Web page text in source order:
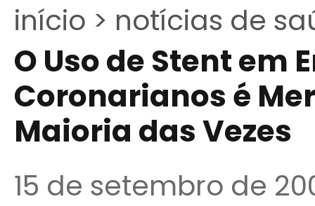
início > notícias de
O Uso de Stent em
Coronarianos é
Maioria das Vezes
15 de setembro de